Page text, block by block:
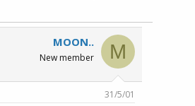
M
MOON..
New member
31/5/01